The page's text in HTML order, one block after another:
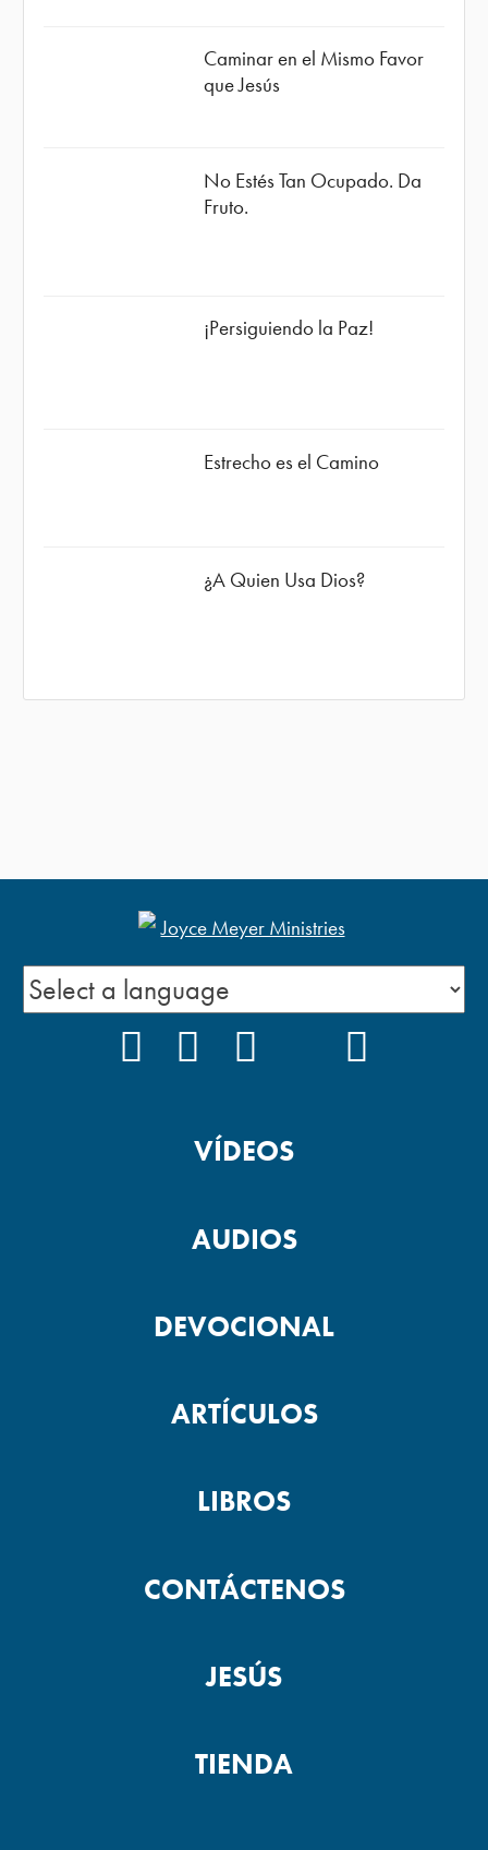
Caminar en el Mismo Favor
que Jesús
No Estés Tan Ocupado. Da
Fruto.
¡Persiguiendo la Paz!
Estrecho es el Camino
¿A Quien Usa Dios?
VÍDEOS
AUDIOS
DEVOCIONAL
ARTÍCULOS
LIBROS
CONTÁCTENOS
JESÚS
TIENDA